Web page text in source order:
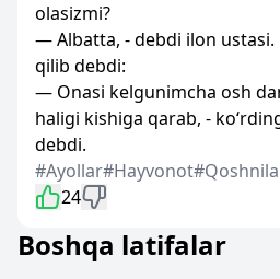
olasizmi?
— Albatta, - debdi ilon ustasi.
qilib debdi:
— Onasi kelgunimcha osh
haligi kishiga qarab, -
debdi.
#Ayollar#Hayvonot
24
Boshqa latifalar